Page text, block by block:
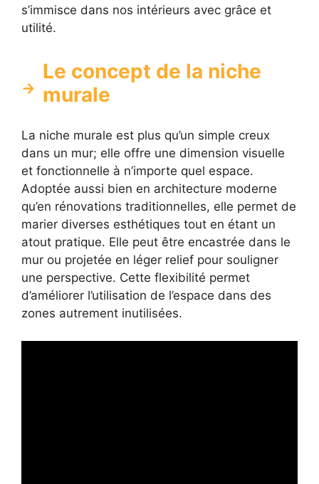
s’immisce dans nos intérieurs avec grâce et
utilité.
Le concept de la niche
murale
La niche murale est plus qu’un simple creux
dans un mur; elle offre une dimension visuelle
et fonctionnelle à n’importe quel espace.
Adoptée aussi bien en architecture moderne
qu’en rénovations traditionnelles, elle permet de
marier diverses esthétiques tout en étant un
atout pratique. Elle peut être encastrée dans le
mur ou projetée en léger relief pour souligner
une perspective. Cette flexibilité permet
d’améliorer l’utilisation de l’espace dans des
zones autrement inutilisées.